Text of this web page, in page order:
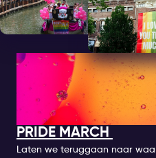
AGENDA
PRIDE 2026:
EVENEMENTEN
PRIDE MARCH
Laten we teruggaan naar